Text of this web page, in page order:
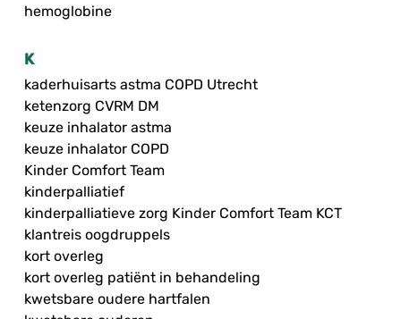
hemoglobine
K
kaderhuisarts astma COPD Utrecht
ketenzorg CVRM DM
keuze inhalator astma
keuze inhalator COPD
Kinder Comfort Team
kinderpalliatief
kinderpalliatieve zorg Kinder Comfort Team KCT
klantreis oogdruppels
kort overleg
kort overleg patiënt in behandeling
kwetsbare oudere hartfalen